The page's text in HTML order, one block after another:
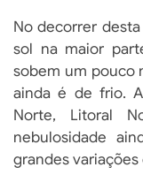
No decorrer
sol na maior
sobem um pouco
ainda é de frio.
Norte, Litoral
nebulosidade
grandes